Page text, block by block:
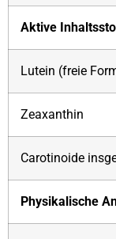
Aktive
Lutein (freie
Zeaxanthin
Carotinoide
Physikalische